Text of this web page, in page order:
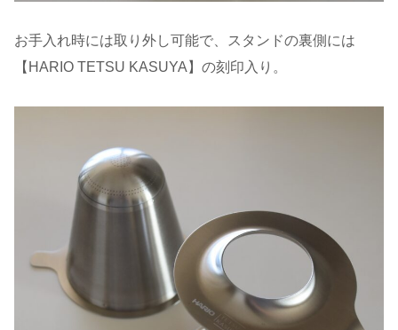
お手入れ時には取り外し可能で、スタンドの裏側には
【HARIO TETSU KASUYA】の刻印入り。